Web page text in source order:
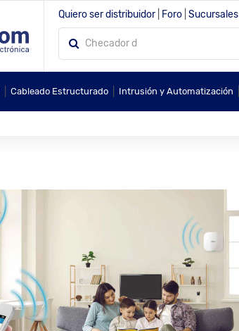
Quiero ser distribuidor Foro Sucursales
Cableado Estructurado Intrusión y Automatización